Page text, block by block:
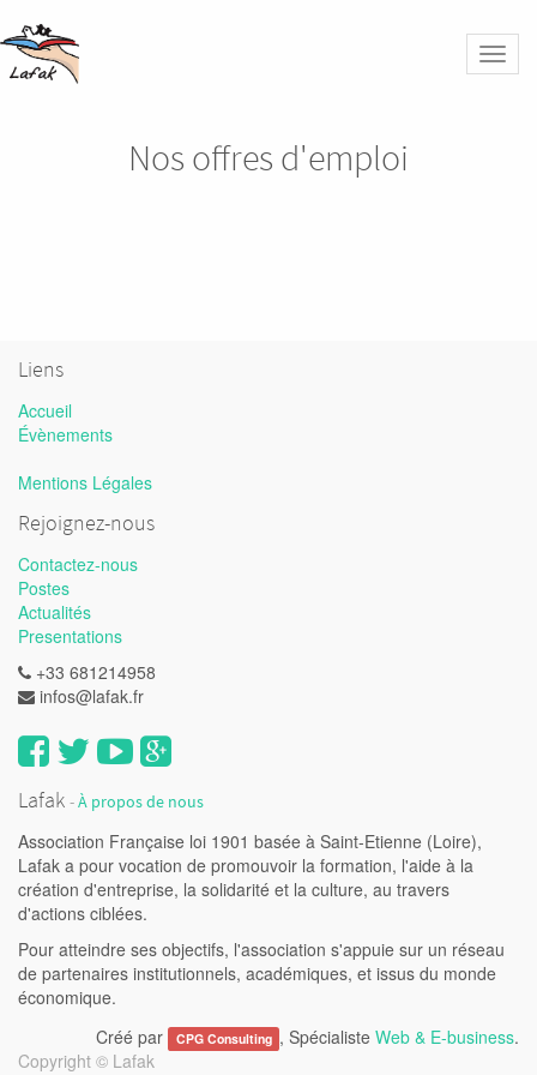
la
Nos offres d'emploi
Liens
Accueil
Évènements
Mentions Légales
Rejoignez-nous
Contactez-nous
Postes
Actualités
Presentations
+33 681214958
infos@lafak.fr
Lafak -À propos de nous
Association Française loi 1901 basée à Saint-Etienne (Loire),
Lafak a pour vocation de promouvoir la formation, l'aide à la
création d'entreprise, la solidarité et la culture, au travers
d'actions ciblées.
Pour atteindre ses objectifs, l'association s'appuie sur un réseau
de partenaires institutionnels, académiques, et issus du monde
économique.
Créé par CPG Consulting , Spécialiste Web & E-business.
Copyright © Lafak